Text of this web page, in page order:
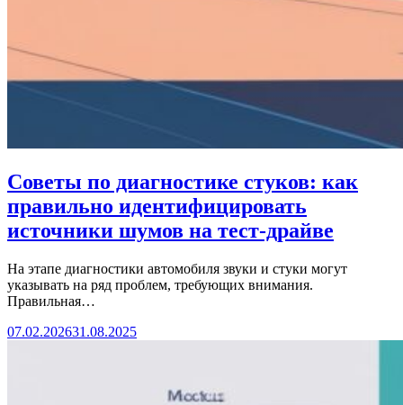
Советы по диагностике стуков: как
правильно идентифицировать
источники шумов на тест-драйве
На этапе диагностики автомобиля звуки и стуки могут
указывать на ряд проблем, требующих внимания.
Правильная…
07.02.202631.08.2025